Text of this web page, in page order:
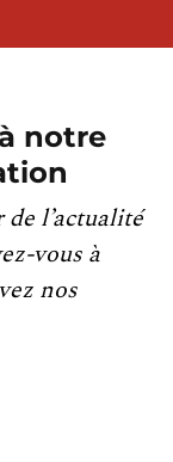
notre
l’actualité
vous à
nos